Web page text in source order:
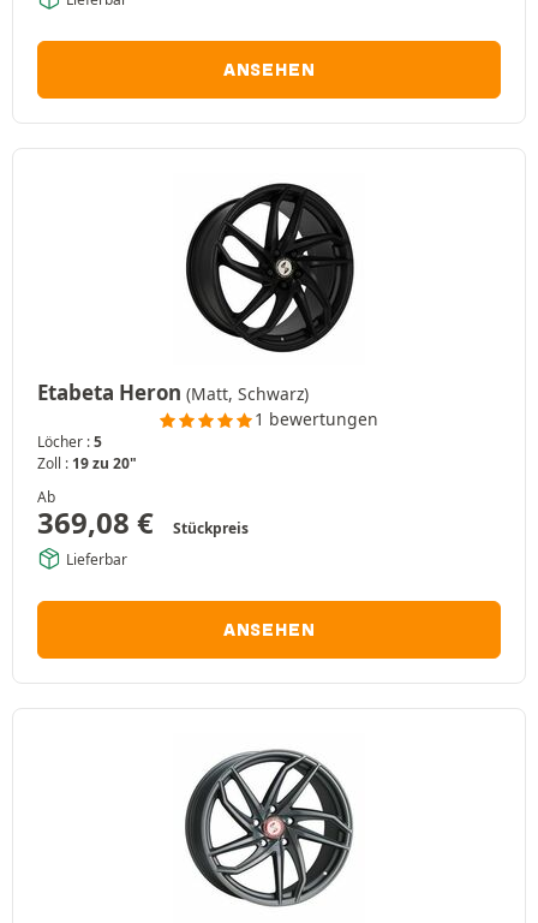
ANSEHEN
Etabeta Heron (Matt, Schwarz)
1 bewertungen
Löcher :5
Zoll : 19 zu 20"
Ab
369,08 €
Stückpreis
Lieferbar
ANSEHEN